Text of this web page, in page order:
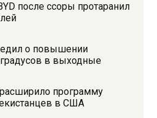
после ссоры протаранил
о повышении
в выходные
программу
в США